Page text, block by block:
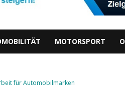
MOTORSPORT
für Automobilmarken